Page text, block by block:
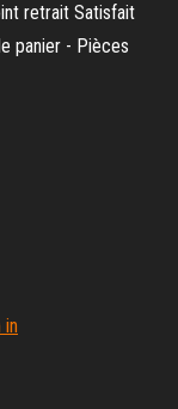
retrait Satisfait
panier - Pièces